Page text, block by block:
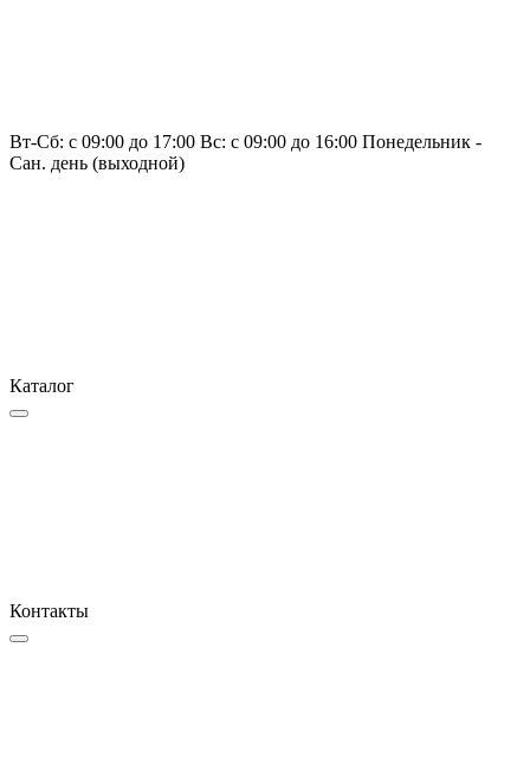
Вт-Сб: с 09:00 до 17:00 Вс: с 09:00 до 16:00 Понедельник -
Сан. день (выходной)
Каталог
Контакты